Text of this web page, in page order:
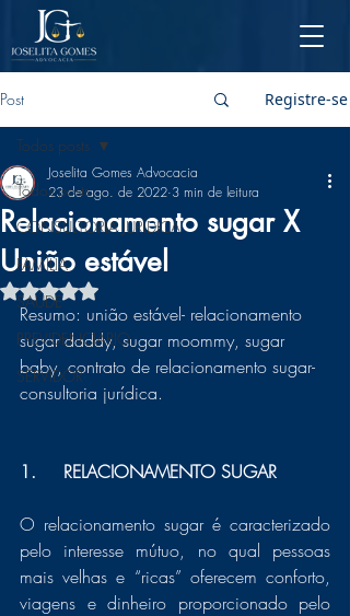
Post Registre-se
Todos posts
CONSULTORIA JURÍDICA
FAMÍLIA
SAÚDE
PREVIDENCIÁRIO
SERVIDOR
Todos posts
Relacionamento sugar X
União estável
Joselita Gomes Advocacia
23 de ago. de 2022 3 min de leitura
Avaliado com NaN de 5 estrelas.
Resumo: união estável- relacionamento
sugar daddy, sugar moommy, sugar
baby, contrato de relacionamento sugar-
consultoria jurídica.
1.	RELACIONAMENTO SUGAR
O relacionamento sugar é caracterizado
pelo interesse mútuo, no qual pessoas
mais velhas e “ricas” oferecem conforto,
viagens e dinheiro proporcionado pelo